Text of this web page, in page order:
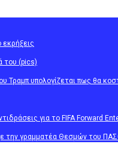
του (pics)
υπολογίζεται πως θα
για το FIFA Forward
την γραμματέα Θεσμών του